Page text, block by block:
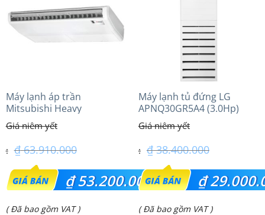
₫ 36.100.000.
Máy lạnh áp trần
Mitsubishi Heavy
FDE125VG (5.0Hp) Cao cấp
– 1 Pha
₫63.910.000
Giá
gốc
là:
₫53.200.000
Giá
( Đã bao gồm VAT )
Máy lạnh tủ đứng LG
APNQ30GR5A4 (3.0Hp)
Inverter
₫38.400.000
Giá
gốc
là:
₫
Giá
( Đã bao gồm VAT )